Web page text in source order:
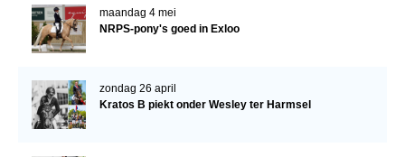
Inloggen
CONTACT
REGIO'S
Regio Noord
maandag 4 mei
NRPS-pony's goed in Exloo
zondag 26 april
Kratos B piekt onder Wesley ter Harmsel